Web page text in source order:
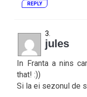
REPLY
jules
In Franta a nins
that! :))
Si la ei sezonul de